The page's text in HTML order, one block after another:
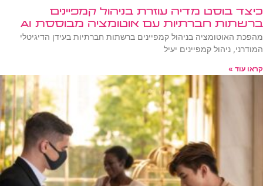
כיצד בוסט מדיה עוזרת בניהול קמפיינים
ברשתות חברתיות עם אוטומציה מבוססת AI
מהפכת האוטומציה בניהול קמפיינים ברשתות חברתיות בעידן הדיגיטלי
המודרני, ניהול קמפיינים יעיל
קראו עוד »